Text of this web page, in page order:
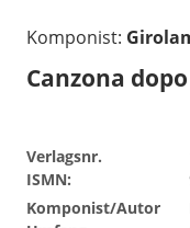
Komponist:
Canzona
Verlagsnr.
ISMN:
Komponist/Autor